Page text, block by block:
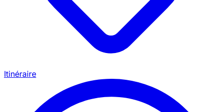
Itinéraire